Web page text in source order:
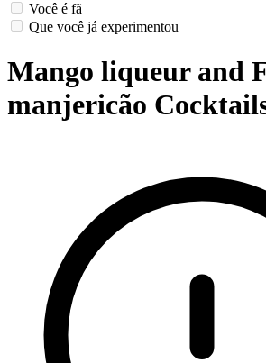
Você é fã
Que você já experimentou
Mango liqueur and
manjericão